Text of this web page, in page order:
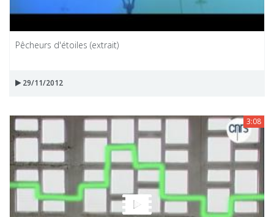
Pêcheurs d'étoiles (extrait)
29/11/2012
3:08